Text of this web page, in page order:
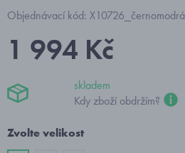
Objednávací kód: X10726_černomodrá
1 994 Kč
skladem
Kdy zboží obdržím?
Zvolte velikost